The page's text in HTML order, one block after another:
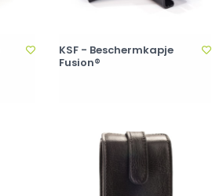
KSF - Beschermkapje
Fusion®